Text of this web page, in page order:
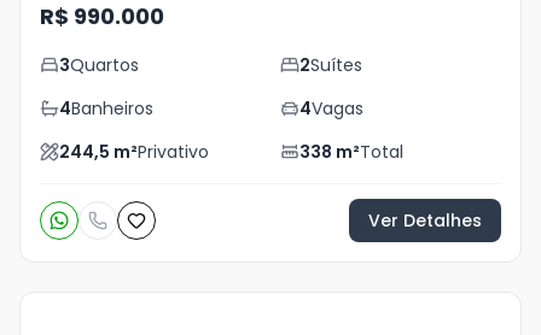
R$ 990.000
3Quartos 2Suítes
4Banheiros 4Vagas
244,5 m²Privativo 338 m²Total
Ver Detalhes